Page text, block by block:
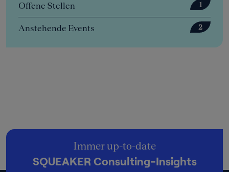
Offene Stellen 1
Anstehende Events 2
Immer up-to-date
SQUEAKER Consulting-Insights